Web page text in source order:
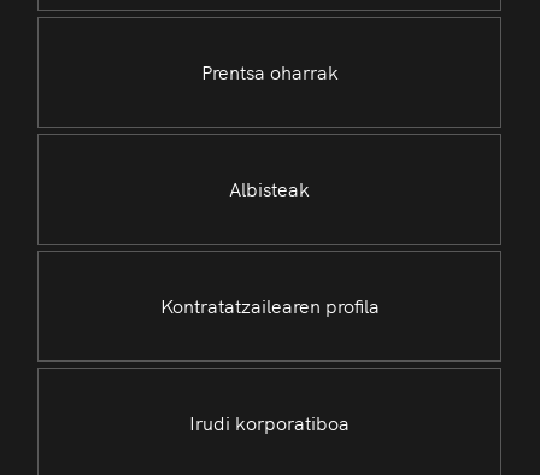
Prentsa oharrak
Albisteak
Kontratatzailearen profila
Irudi korporatiboa